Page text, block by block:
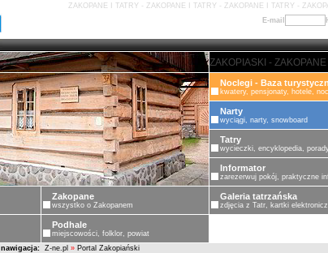
ZAKOPANE I TATRY - ZAKOPANE I TATRY - ZAKOPANE I TATRY -
E-mail
ZAKOPANE - PORTAL
Noclegi - Baza
kwatery, pensjonaty, hotele,
Narty
wyciągi, narty, snowboard
Tatry
wycieczki, encyklopedia,
Informator
zarezerwuj pokój, praktyczne
Zakopane
wszystko o Zakopanem
Galeria tatrzańska
zdjęcia z Tatr, kartki
Podhale
miejscowości, folklor, powiat
nawigacja: Z-ne.pl » Portal Zakopiański